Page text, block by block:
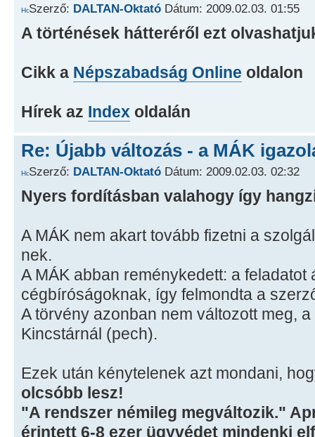
Szerző: DALTAN-Oktató Dátum: 2009.02.03. 01:55
A történések hátteréről ezt
Cikk a Népszabadság Online oldalon
Hírek az Index oldalán
Re: Újabb változás - a MÁK
Szerző: DALTAN-Oktató Dátum: 2009.02.03. 02:32
Nyers fordításban valahogy így
A MÁK nem akart tovább fizetni a
nek.
A MÁK abban reménykedett: a feladatot
cégbíróságoknak, így felmondta a
A törvény azonban nem változott meg,
Kincstárnál (pech).
Ezek után kénytelenek azt mondani,
olcsóbb lesz!
"A rendszer némileg megváltozik."
érintett 6-8 ezer ügyvédet mindenki